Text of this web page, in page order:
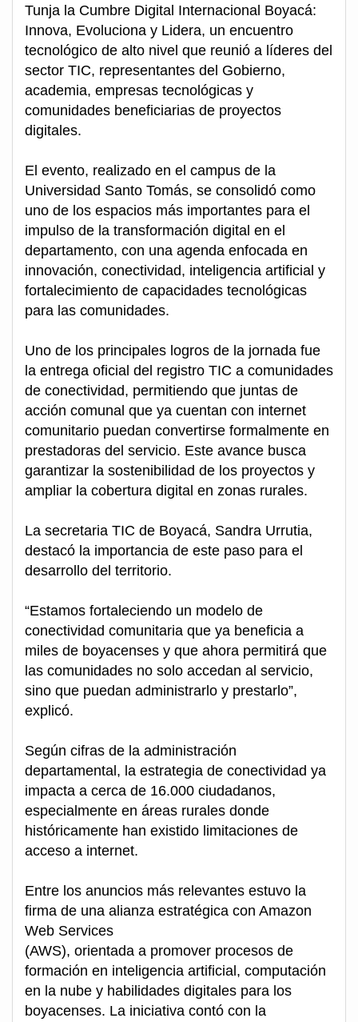
Tunja la Cumbre Digital Internacional Boyacá:
Innova, Evoluciona y Lidera, un encuentro
tecnológico de alto nivel que reunió a líderes del
sector TIC, representantes del Gobierno,
academia, empresas tecnológicas y
comunidades beneficiarias de proyectos
digitales.
El evento, realizado en el campus de la
Universidad Santo Tomás, se consolidó como
uno de los espacios más importantes para el
impulso de la transformación digital en el
departamento, con una agenda enfocada en
innovación, conectividad, inteligencia artificial y
fortalecimiento de capacidades tecnológicas
para las comunidades.
Uno de los principales logros de la jornada fue
la entrega oficial del registro TIC a comunidades
de conectividad, permitiendo que juntas de
acción comunal que ya cuentan con internet
comunitario puedan convertirse formalmente en
prestadoras del servicio. Este avance busca
garantizar la sostenibilidad de los proyectos y
ampliar la cobertura digital en zonas rurales.
La secretaria TIC de Boyacá, Sandra Urrutia,
destacó la importancia de este paso para el
desarrollo del territorio.
“Estamos fortaleciendo un modelo de
conectividad comunitaria que ya beneficia a
miles de boyacenses y que ahora permitirá que
las comunidades no solo accedan al servicio,
sino que puedan administrarlo y prestarlo”,
explicó.
Según cifras de la administración
departamental, la estrategia de conectividad ya
impacta a cerca de 16.000 ciudadanos,
especialmente en áreas rurales donde
históricamente han existido limitaciones de
acceso a internet.
Entre los anuncios más relevantes estuvo la
firma de una alianza estratégica con Amazon
Web Services
(AWS), orientada a promover procesos de
formación en inteligencia artificial, computación
en la nube y habilidades digitales para los
boyacenses. La iniciativa contó con la